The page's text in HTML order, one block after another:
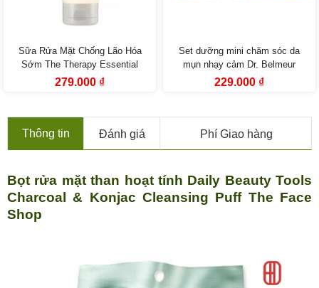
Sữa Rửa Mặt Chống Lão Hóa
Sớm The Therapy Essential
Foaming Cleanser
Giá
279.000 ₫Giá
279.000 ₫.
Set dưỡng mini chăm sóc da
mụn nhạy cảm Dr. Belmeur
Clarifying Trial Kit (3SP)
Giá
229.000 ₫Giá
229.000 ₫.
Thông tin Đánh giá Phí Giao hàng
Bọt rửa mặt than hoạt tính Daily Beauty Tools
Charcoal & Konjac Cleansing Puff The Face
Shop